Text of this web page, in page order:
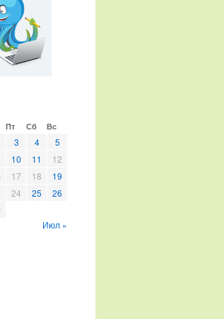
Пт Сб Вс
3 4
5
10 11
12
17 18
19
24 25
26
Июл »